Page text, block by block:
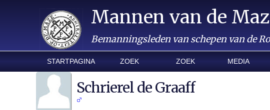
Mannen van de
Bemanningsleden van schepen van de
STARTPAGINA ZOEK ZOEK MEDIA
Schrierel de Graaff